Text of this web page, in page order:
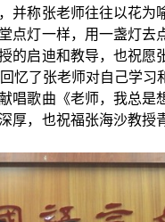
并称张老师往往以花为
点灯一样，用一盏灯去
的启迪和教导，也祝愿
忆了张老师对自己学习
唱歌曲《老师，我总是
厚，也祝福张海沙教授